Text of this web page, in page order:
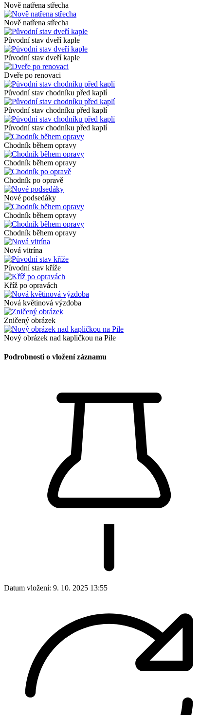
Nově natřena střecha
Nově natřena střecha
Původní stav dveří kaple
Původní stav dveří kaple
Dveře po renovaci
Původní stav chodníku před kaplí
Původní stav chodníku před kaplí
Původní stav chodníku před kaplí
Chodník během opravy
Chodník během opravy
Chodník po opravě
Nové podsedáky
Chodník během opravy
Chodník během opravy
Nová vitrína
Původní stav kříže
Kříž po opravách
Nová květinová výzdoba
Zničený obrázek
Nový obrázek nad kapličkou na Pile
Podrobnosti o vložení záznamu
Datum vložení: 9. 10. 2025 13:55